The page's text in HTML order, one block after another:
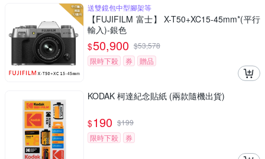
送雙鏡包中型腳架等
【FUJIFILM 富士】 X-T50+XC15-45mm*(平行
輸入)-銀色
$50,900 $53,578
限時下殺
券 贈品
KODAK 柯達紀念貼紙 (兩款隨機出貨)
$190 $199
限時下殺
券